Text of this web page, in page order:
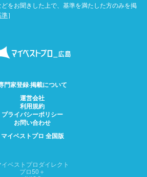
をお聞きした上で、基準を満たした方のみを掲
準］
門家登録·掲載について
運営会社
利用規約
プライバシーポリシー
お問い合わせ
マイベストプロ 全国版
イベストプロダイレクト
プロ50＋